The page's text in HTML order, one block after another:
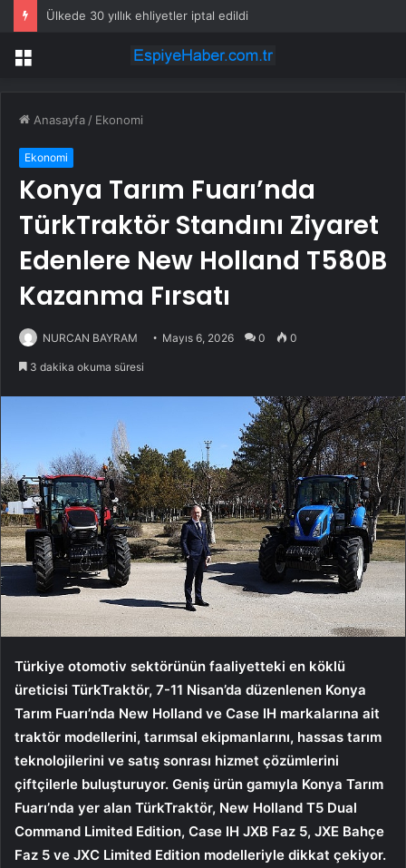
Ülkede 30 yıllık ehliyetler iptal edildi
Menü
Anasayfa / Ekonomi
Ekonomi
Konya Tarım Fuarı’nda
TürkTraktör Standını Ziyaret
Edenlere New Holland T580B
Kazanma Fırsatı
NURCAN BAYRAM Mayıs 6, 2026 0 0
3 dakika okuma süresi
Türkiye otomotiv sektörünün faaliyetteki en köklü
üreticisi TürkTraktör, 7-11 Nisan’da düzenlenen Konya
Tarım Fuarı’nda New Holland ve Case IH markalarına ait
traktör modellerini, tarımsal ekipmanlarını, hassas tarım
teknolojilerini ve satış sonrası hizmet çözümlerini
çiftçilerle buluşturuyor. Geniş ürün gamıyla Konya Tarım
Fuarı’nda yer alan TürkTraktör, New Holland T5 Dual
Command Limited Edition, Case IH JXB Faz 5, JXE Bahçe
Faz 5 ve JXC Limited Edition modelleriyle dikkat çekiyor.